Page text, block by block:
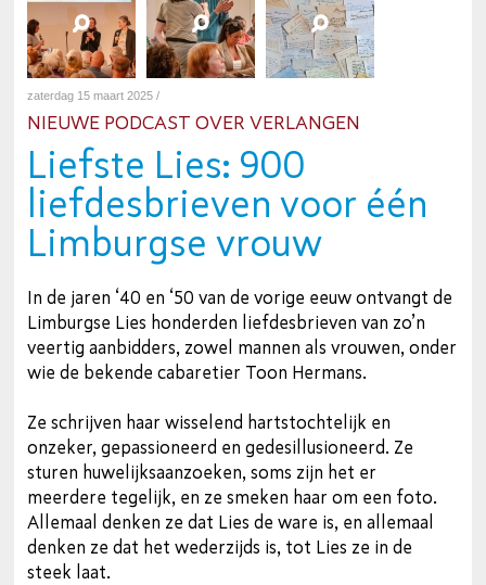
zaterdag 15 maart 2025 /
NIEUWE PODCAST OVER VERLANGEN
Liefste Lies: 900
liefdesbrieven voor één
Limburgse vrouw
In de jaren ‘40 en ‘50 van de vorige eeuw ontvangt de
Limburgse Lies honderden liefdesbrieven van zo’n
veertig aanbidders, zowel mannen als vrouwen, onder
wie de bekende cabaretier Toon Hermans.
Ze schrijven haar wisselend hartstochtelijk en
onzeker, gepassioneerd en gedesillusioneerd. Ze
sturen huwelijksaanzoeken, soms zijn het er
meerdere tegelijk, en ze smeken haar om een foto.
Allemaal denken ze dat Lies de ware is, en allemaal
denken ze dat het wederzijds is, tot Lies ze in de
steek laat.